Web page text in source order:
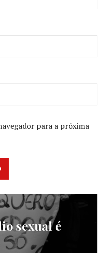
para a próxima
sexual é